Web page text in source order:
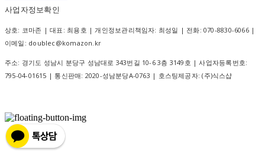
사업자정보확인
상호: 코마존 | 대표: 최용호 | 개인정보관리책임자: 최성일 | 전화: 070-8830-6066 |
이메일: doublec@komazon.kr
주소: 경기도 성남시 분당구 성남대로 343번길 10-6 3층 3149호 | 사업자등록번호:
795-04-01615 | 통신판매: 2020-성남분당A-0763 | 호스팅제공자: (주)식스샵